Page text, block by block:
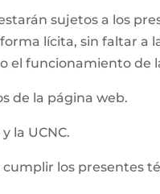
sujetos a los
lícita, sin faltar a
el funcionamiento de
de la página web.
la UCNC.
los presentes